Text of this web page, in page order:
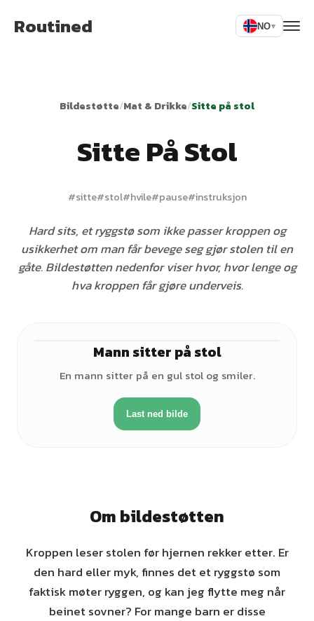
Routined NO▾
Bildestøtte/Mat & Drikke/Sitte på stol
Sitte På Stol
#sitte#stol#hvile#pause#instruksjon
Hard sits, et ryggstø som ikke passer kroppen og
usikkerhet om man får bevege seg gjør stolen til en
gåte. Bildestøtten nedenfor viser hvor, hvor lenge og
hva kroppen får gjøre underveis.
Mann sitter på stol
En mann sitter på en gul stol og smiler.
Last ned bilde
Om bildestøtten
Kroppen leser stolen før hjernen rekker etter. Er
den hard eller myk, finnes det et ryggstø som
faktisk møter ryggen, og kan jeg flytte meg når
beinet sovner? For mange barn er disse